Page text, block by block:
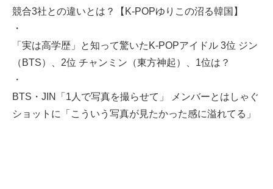
競合3社との違いとは？【K-POPゆりこの沼る韓国】
・
「実は高学歴」と知って驚いたK-POPアイドル 3位 ジン
（BTS）、2位 チャンミン（東方神起）、1位は？
・
BTS・JIN「1人で写真を撮らせて」 メンバーとはしゃぐ
ショットに「こういう写真が見たかった感に溢れてる」